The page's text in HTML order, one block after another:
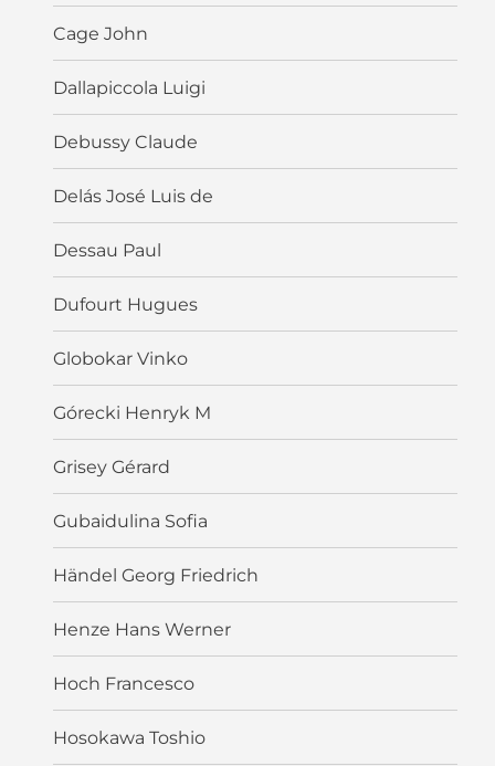
Cage John
Dallapiccola Luigi
Debussy Claude
Delás José Luis de
Dessau Paul
Dufourt Hugues
Globokar Vinko
Górecki Henryk M
Grisey Gérard
Gubaidulina Sofia
Händel Georg Friedrich
Henze Hans Werner
Hoch Francesco
Hosokawa Toshio